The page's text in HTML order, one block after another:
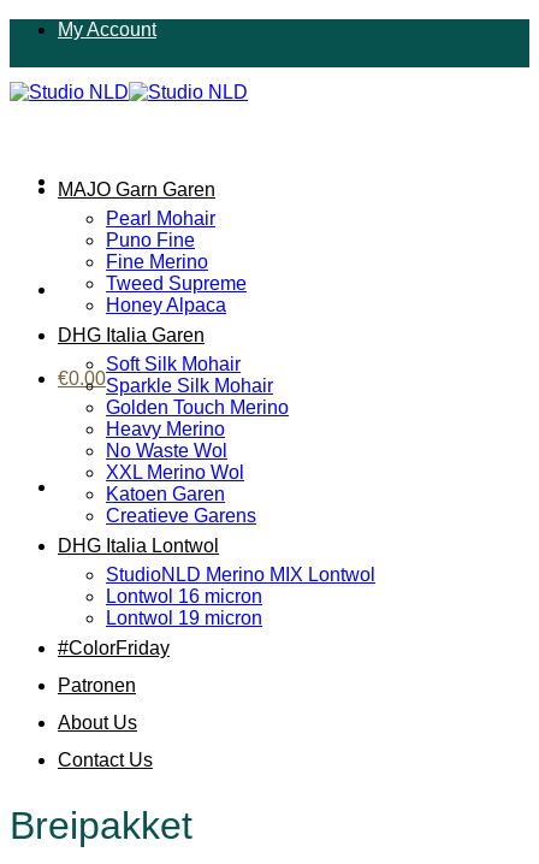
inhoud
My Account
€0.00
MAJO Garn Garen
Pearl Mohair
Puno Fine
Fine Merino
Tweed Supreme
Honey Alpaca
DHG Italia Garen
Soft Silk Mohair
Sparkle Silk Mohair
Golden Touch Merino
Heavy Merino
No Waste Wol
XXL Merino Wol
Katoen Garen
Creatieve Garens
DHG Italia Lontwol
StudioNLD Merino MIX Lontwol
Lontwol 16 micron
Lontwol 19 micron
#ColorFriday
Patronen
About Us
Contact Us
Breipakket